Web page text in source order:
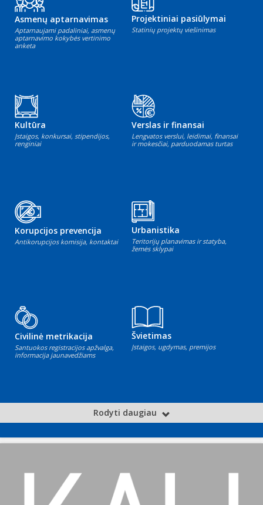
Asmenų aptarnavimas
Aptarnaujami padaliniai, asmenų
aptarnavimo kokybės vertinimo
anketa
Projektiniai pasiūlymai
Statinių projektų viešinimas
Kultūra
Įstaigos, konkursai, stipendijos,
renginiai
Verslas ir finansai
Lengvatos verslui, leidimai, finansai
ir mokesčiai, parduodamas turtas
Korupcijos prevencija
Antikorupcijos komisija, kontaktai
Urbanistika
Teritorijų planavimas ir statyba,
žemės sklypai
Civilinė metrikacija
Santuokos registracijos apžvalga,
informacija jaunavedžiams
Švietimas
Įstaigos, ugdymas, premijos
Rodyti daugiau